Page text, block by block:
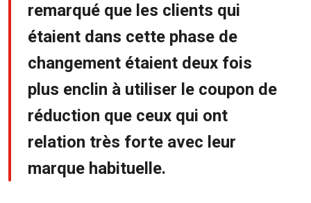
remarqué que les clients qui
étaient dans cette phase de
changement étaient deux fois
plus enclin à utiliser le coupon de
réduction que ceux qui ont
relation très forte avec leur
marque habituelle.